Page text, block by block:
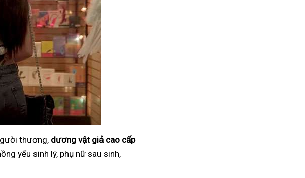
thương, dương vật giả cao cấp
yếu sinh lý, phụ nữ sau sinh,